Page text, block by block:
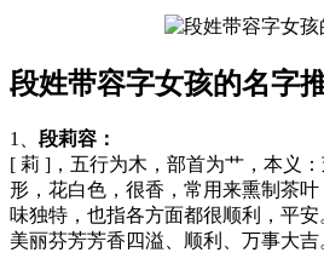
段姓带容字女孩的名字
1、 段莉容：
[ 莉 ]，五行为木，部首为艹，本义
形，花白色，很香，常用来熏制茶
味独特，也指各方面都很顺利，平
美丽芬芳芳香四溢、顺利、万事大吉